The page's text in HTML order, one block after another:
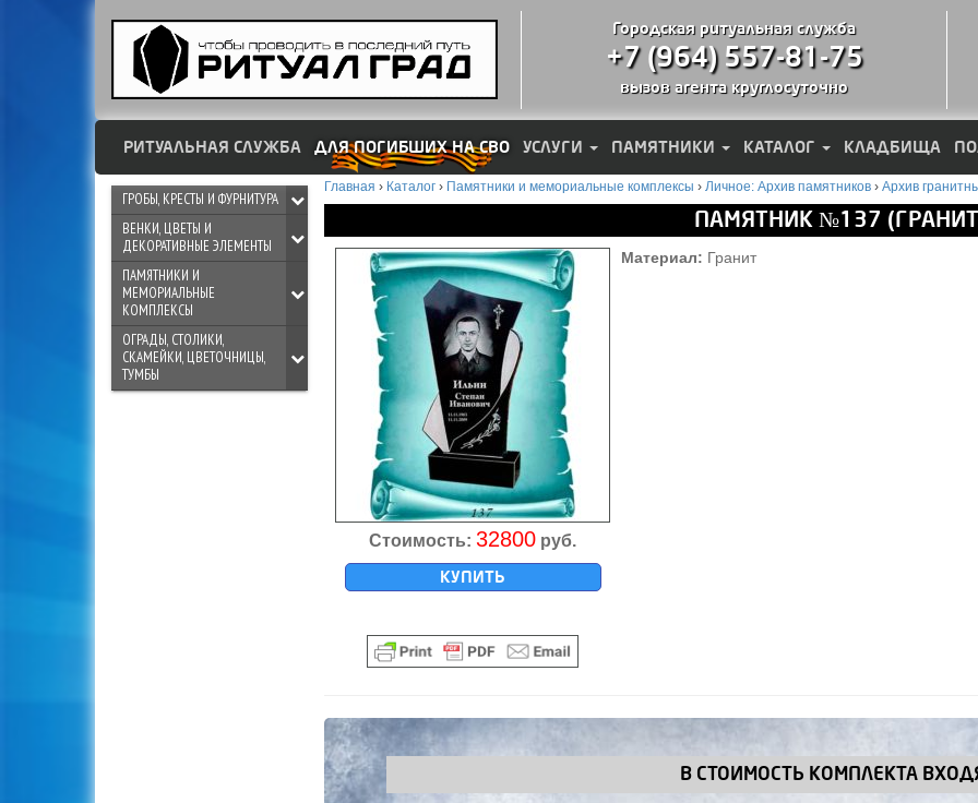
Городская ритуальная служба
+7 (964) 557-81-75
вызов агента круглосуточно
РИТУАЛЬНАЯ СЛУЖБА ДЛЯ ПОГИБШИХ НА СВО УСЛУГИ ПАМЯТНИКИ КАТАЛОГ КЛАДБИЩА
ГРОБЫ, КРЕСТЫ И ФУРНИТУРА
ВЕНКИ, ЦВЕТЫ И
ДЕКОРАТИВНЫЕ ЭЛЕМЕНТЫ
ПАМЯТНИКИ И
МЕМОРИАЛЬНЫЕ
КОМПЛЕКСЫ
ОГРАДЫ, СТОЛИКИ,
СКАМЕЙКИ, ЦВЕТОЧНИЦЫ,
ТУМБЫ
Главная › Каталог › Памятники и мемориальные комплексы › Личное: Архив памятников › Архив
ПАМЯТНИК №137
Стоимость: 32800 руб.
КУПИТЬ
Материал: Гранит
В СТОИМОСТЬ КОМПЛЕКТА